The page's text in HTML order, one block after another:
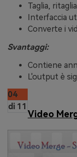
Taglia,
Interfaccia
Converte i
Svantaggi:
Contiene
L'output è
04
di 11
Video